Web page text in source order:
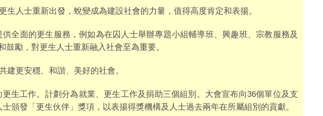
人士重新出發，蛻變成為建設社會的力量，值得高度肯定和表揚。
全面的更生服務，例如為在囚人士舉辦專題小組輔導班、興趣班、宗教服務及
勵，對更生人士重新融入社會至為重要。
更安穩、和諧、美好的社會。
生工作。計劃分為就業、更生工作及捐助三個組別。大會宣布向36個單位及支
頒發「更生伙伴」獎項，以表揚得獎機構及人士過去兩年在所屬組別的貢獻。